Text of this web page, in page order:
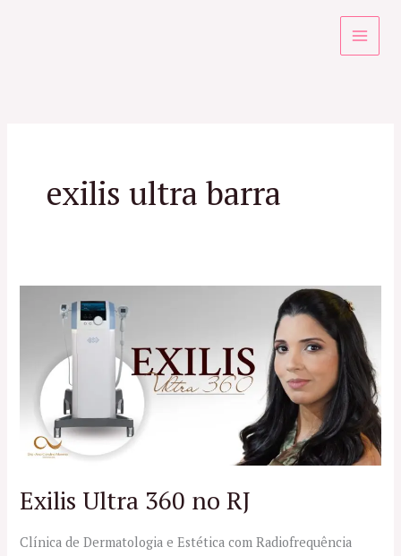
exilis ultra barra
Exilis Ultra 360 no RJ
Clínica de Dermatologia e Estética com Radiofrequência